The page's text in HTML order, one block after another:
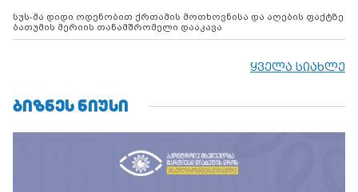
სუს-მა დიდი ოდენობით ქრთამის მოთხოვნისა და აღების ფაქტზე
ბათუმის მერიის თანამშრომელი დააკავა
ყველა სიახლე
ᲑᲘᲖᲜᲔᲡ ᲜᲘᲣᲡᲘ